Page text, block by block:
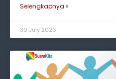
Selengkapnya »
30 July 2026